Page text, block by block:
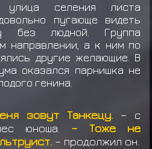
улица селения листа
пугающе видеть
без людной. Группа
направлении, а к ним по
другие желающие. В
оказался парнишка не
генина.
зовут Танкецу. – с
юноша. – Тоже не
– продолжил он.